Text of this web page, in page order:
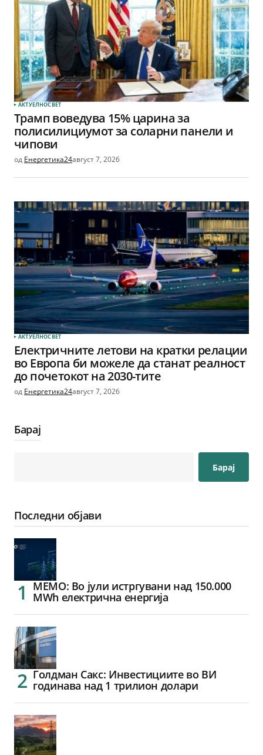
АКТУЕЛНОСВЕТ
Трамп воведува 15% царина за
полисилициумот за соларни панели и
чипови
од Енергетика24август 7, 2026
АКТУЕЛНОСВЕТ
Електричните летови на кратки релации
во Европа би можеле да станат реалност
до почетокот на 2030-тите
од Енергетика24август 7, 2026
Барај
Барај
Последни објави
МЕМО: Во јули истргувани над 150.000
MWh електрична енергија
Голдман Сакс: Инвестициите во ВИ
годинава над 1 трилион долари